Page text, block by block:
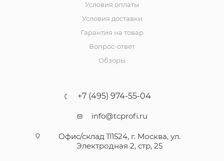
Условия оплаты
Условия доставки
Гарантия на товар
Вопрос-ответ
Обзоры
+7 (495) 974-55-04
info@tcprofi.ru
Офис/склад 111524, г. Москва, ул.
Электродная 2, стр, 25